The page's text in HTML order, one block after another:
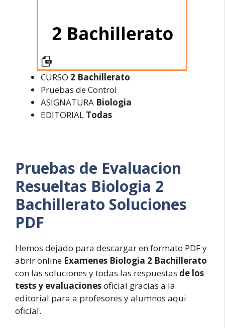
CURSO 2 Bachillerato
Pruebas de Control
ASIGNATURA Biologia
EDITORIAL Todas
Pruebas de Evaluacion
Resueltas Biologia 2
Bachillerato Soluciones
PDF
Hemos dejado para descargar en formato PDF y
abrir online Examenes Biologia 2 Bachillerato
con las soluciones y todas las respuestas de los
tests y evaluacionesoficial gracias a la
editorial para a profesores y alumnos aqui
oficial.